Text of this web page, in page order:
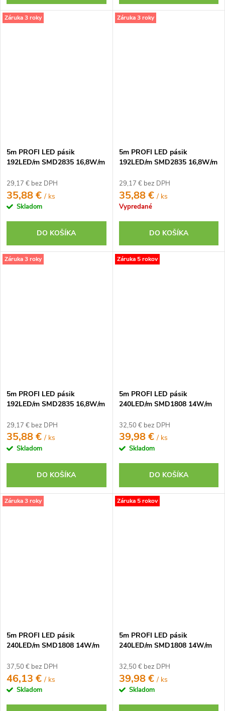
Záruka 3 roky
5m PROFI LED pásik
192LED/m SMD2835 16,8W/m
vysokosvietivý
29,17 € bez DPH
35,88 €/ ks
Skladom
DO KOŠÍKA
Záruka 3 roky
5m PROFI LED pásik
192LED/m SMD2835 16,8W/m
vysokosvietivý
29,17 € bez DPH
35,88 €/ ks
Vypredané
DO KOŠÍKA
Záruka 3 roky
5m PROFI LED pásik
192LED/m SMD2835 16,8W/m
vysokosvietivý
29,17 € bez DPH
35,88 €/ ks
Skladom
DO KOŠÍKA
Záruka 5 rokov
5m PROFI LED pásik
240LED/m SMD1808 14W/m
24V
32,50 € bez DPH
39,98 €/ ks
Skladom
DO KOŠÍKA
Záruka 3 roky
5m PROFI LED pásik
240LED/m SMD1808 14W/m
24V
37,50 € bez DPH
46,13 €/ ks
Skladom
Záruka 5 rokov
5m PROFI LED pásik
240LED/m SMD1808 14W/m
32,50 € bez DPH
39,98 €/ ks
Skladom